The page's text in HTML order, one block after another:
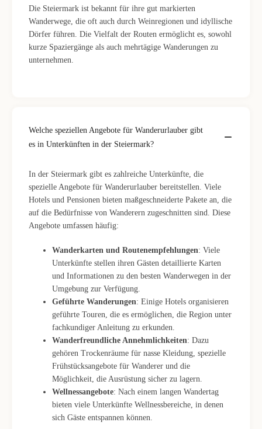
Die Steiermark ist bekannt für ihre gut markierten
Wanderwege, die oft auch durch Weinregionen und idyllische
Dörfer führen. Die Vielfalt der Routen ermöglicht es, sowohl
kurze Spaziergänge als auch mehrtägige Wanderungen zu
unternehmen.
Welche speziellen Angebote für Wanderurlauber gibt
es in Unterkünften in der Steiermark?
In der Steiermark gibt es zahlreiche Unterkünfte, die
spezielle Angebote für Wanderurlauber bereitstellen. Viele
Hotels und Pensionen bieten maßgeschneiderte Pakete an, die
auf die Bedürfnisse von Wanderern zugeschnitten sind. Diese
Angebote umfassen häufig:
Wanderkarten und Routenempfehlungen: Viele
Unterkünfte stellen ihren Gästen detaillierte Karten
und Informationen zu den besten Wanderwegen in der
Umgebung zur Verfügung.
Geführte Wanderungen: Einige Hotels organisieren
geführte Touren, die es ermöglichen, die Region unter
fachkundiger Anleitung zu erkunden.
Wanderfreundliche Annehmlichkeiten: Dazu
gehören Trockenräume für nasse Kleidung, spezielle
Frühstücksangebote für Wanderer und die
Möglichkeit, die Ausrüstung sicher zu lagern.
Wellnessangebote: Nach einem langen Wandertag
bieten viele Unterkünfte Wellnessbereiche, in denen
sich Gäste entspannen können.